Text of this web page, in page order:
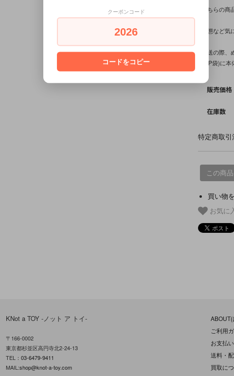
※こちらの
※状態など
※発送の際
(OPP袋)に
販売価格
在庫数
特定商取
この商
買い物
お気に
KNot a TOY -ノット ア トイ-
〒166-0002
東京都杉並区高円寺北2-24-13
TEL：03-6479-9411
MAIL:shop@knot-a-toy.com
ご利用
お支払
送料・
買取に
クーポンコード
2026
コードをコピー